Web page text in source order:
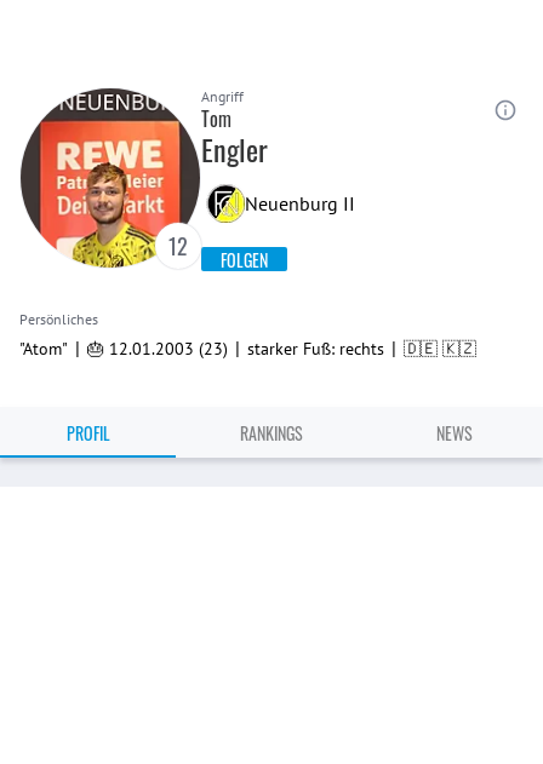
12
Angriff
Tom
Engler
Neuenburg II
FOLGEN
Persönliches
"Atom" | 🎂 12.01.2003 (23) | starker Fuß: rechts | 🇩🇪 🇰🇿
PROFIL RANKINGS NEWS